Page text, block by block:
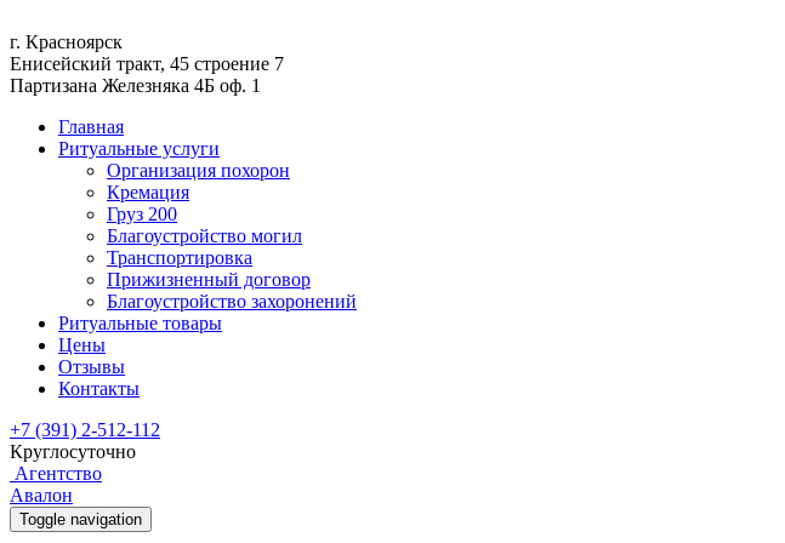
г. Красноярск
Енисейский тракт, 45 строение 7
Партизана Железняка 4Б оф. 1
Главная
Ритуальные услуги
Организация похорон
Кремация
Груз 200
Благоустройство могил
Транспортировка
Прижизненный договор
Благоустройство захоронений
Ритуальные товары
Цены
Отзывы
Контакты
+7 (391) 2-512-112
Круглосуточно
Агентство
Авалон
Toggle navigation